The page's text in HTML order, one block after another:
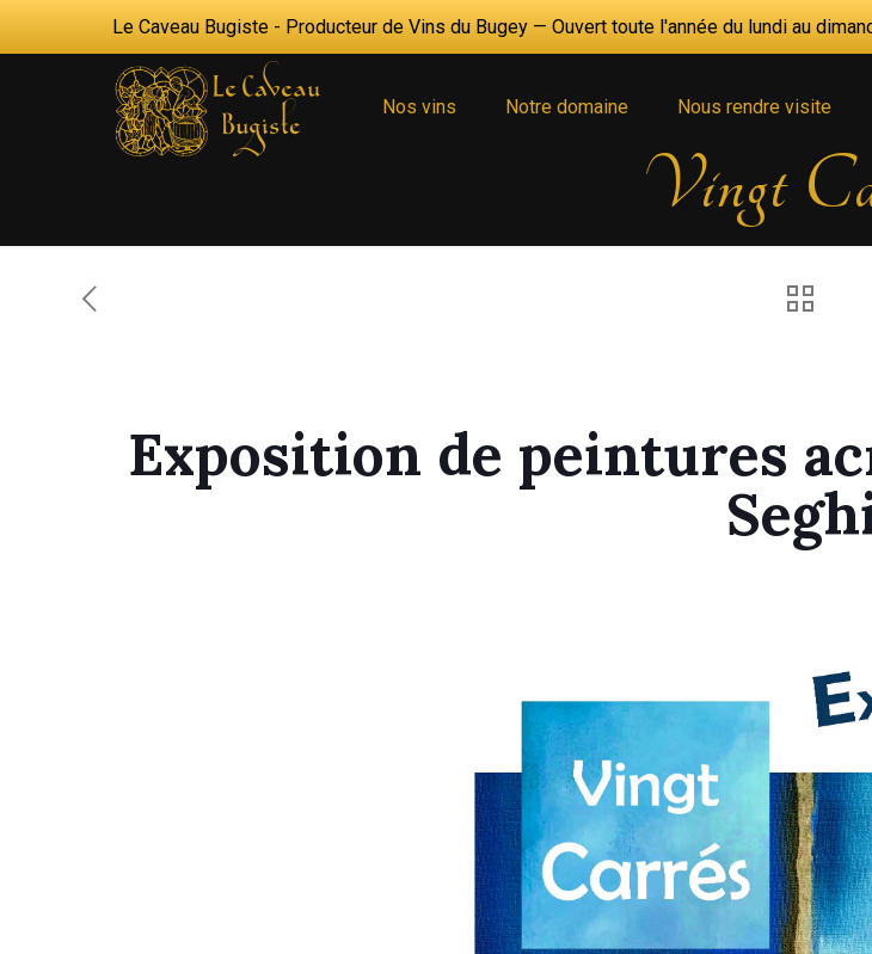
Le Caveau Bugiste - Producteur de Vins du Bugey — Ouvert toute l'année du lundi au
Nos vins Notre domaine Nous rendre visite
Vingt
Exposition de peintures